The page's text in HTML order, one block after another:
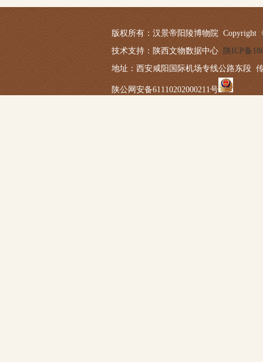
版权所有：汉景帝阳陵博物院 Copyright
技术支持：陕西文物数据中心 陕ICP备
地址：西安咸阳国际机场专线公路东段
陕公网安备61110202000211号